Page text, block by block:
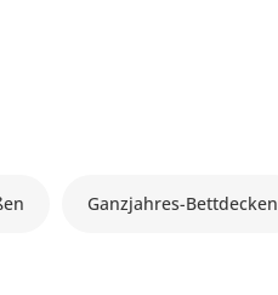
Ganzjahres-Bettdecken